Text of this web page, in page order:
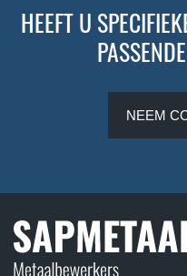
HEEFT U
NEEM